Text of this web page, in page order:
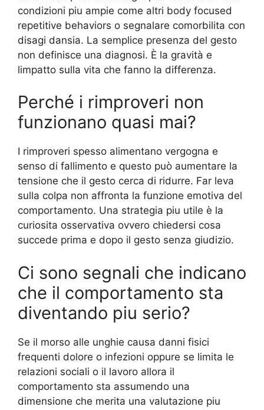
condizioni piu ampie come altri body focused
repetitive behaviors o segnalare comorbilita con
disagi dansia. La semplice presenza del gesto
non definisce una diagnosi. È la gravità e
limpatto sulla vita che fanno la differenza.
Perché i rimproveri non
funzionano quasi mai?
I rimproveri spesso alimentano vergogna e
senso di fallimento e questo può aumentare la
tensione che il gesto cerca di ridurre. Far leva
sulla colpa non affronta la funzione emotiva del
comportamento. Una strategia piu utile è la
curiosita osservativa ovvero chiedersi cosa
succede prima e dopo il gesto senza giudizio.
Ci sono segnali che indicano
che il comportamento sta
diventando piu serio?
Se il morso alle unghie causa danni fisici
frequenti dolore o infezioni oppure se limita le
relazioni sociali o il lavoro allora il
comportamento sta assumendo una
dimensione che merita una valutazione piu